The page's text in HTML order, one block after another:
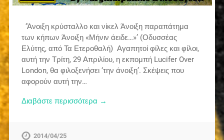
‘Άνοιξη κρύσταλλο και νίκελ Άνοιξη παραπάτημα
των κήπων Άνοιξη «Μήνιν άειδε…»’ (Οδυσσέας
Ελύτης, από Τα Ετεροθαλή) Αγαπητοί φίλες και φίλοι,
αυτή την Τρίτη, 29 Απριλίου, η εκπομπή Lucifer Over
London, θα φιλοξενήσει ‘την άνοιξη’. Σκέψεις που
αφορούν αυτή την…
Διαβάστε περισσότερα →
2014/04/25